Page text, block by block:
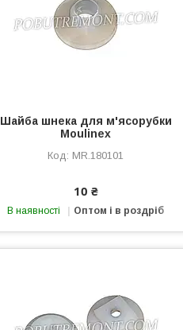
Шайба шнека для м'ясорубки
Moulinex
MR.180101
10 ₴
В наявності Оптом і в роздріб